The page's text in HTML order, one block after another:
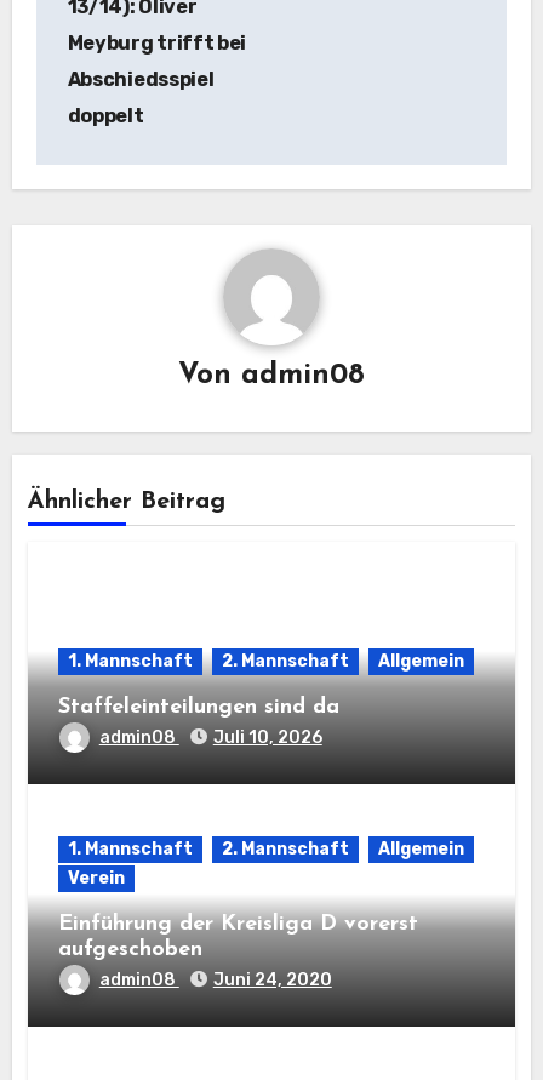
13/14): Oliver
Meyburg trifft bei
Abschiedsspiel
doppelt
Von admin08
Ähnlicher Beitrag
1. Mannschaft 2. Mannschaft Allgemein
Staffeleinteilungen sind da
admin08 Juli 10, 2026
1. Mannschaft 2. Mannschaft
Allgemein
Verein
Einführung der Kreisliga D vorerst
aufgeschoben
admin08 Juni 24, 2020